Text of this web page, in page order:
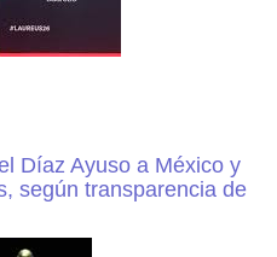
Díaz Ayuso a México y
según transparencia de